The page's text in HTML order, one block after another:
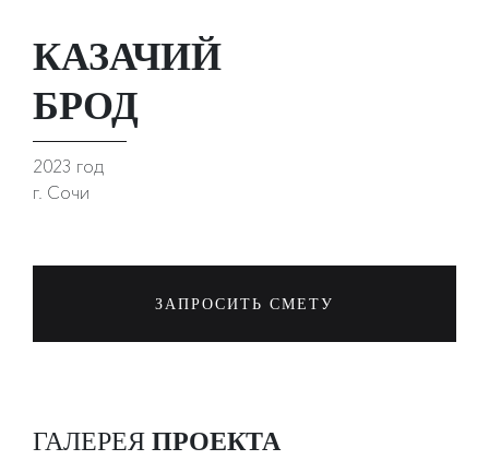
КАЗАЧИЙ
БРОД
2023 год
г. Сочи
ЗАПРОСИТЬ СМЕТУ
ГАЛЕРЕЯ ПРОЕКТА